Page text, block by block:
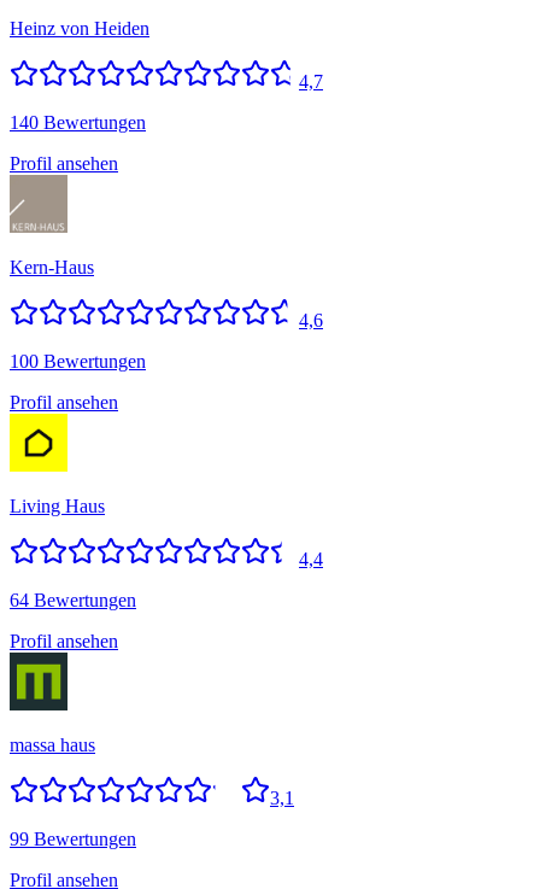
Heinz von Heiden
4,7
140 Bewertungen
Profil ansehen
Kern-Haus
4,6
100 Bewertungen
Profil ansehen
Living Haus
4,4
64 Bewertungen
Profil ansehen
massa haus
3,1
99 Bewertungen
Profil ansehen